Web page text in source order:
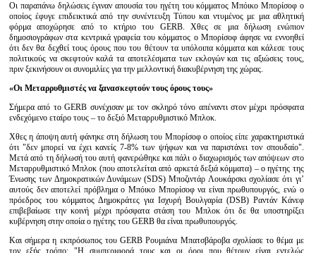
Οι παραπάνω δηλώσεις έγιναν απουσία του ηγέτη του κόμματος Μπόικο Μπορίσοφ ο
οποίος έφυγε επιδεικτικά από την συνέντευξη Τύπου και ντυμένος με μια αθλητική
φόρμα αποχώρησε από το κτήριο του GERB. Χθες σε μια δήλωση ενώπιον
δημοσιογράφων στα κεντρικά γραφεία του κόμματος ο Μπορίσοφ άφησε να εννοηθεί
ότι δεν θα δεχθεί τους όρους που του θέτουν τα υπόλοιπα κόμματα και κάλεσε τους
πολιτικούς να σκεφτούν καλά τα αποτελέσματα των εκλογών και τις αξιώσεις τους,
πριν ξεκινήσουν οι συνομιλίες για την μελλοντική διακυβέρνηση της χώρας.
«Οι Μεταρρυθμιστές να ξανασκεφτούν τους όρους τους»
Σήμερα από το GERB συνέχισαν με τον σκληρό τόνο απέναντι στον μέχρι πρόσφατα
ενδεχόμενο εταίρο τους – το δεξιό Μεταρρυθμιστικό Μπλοκ.
Χθες η άποψη αυτή φάνηκε στη δήλωση του Μπορίσοφ ο οποίος είπε χαρακτηριστικά
ότι "δεν μπορεί να έχει κανείς 7-8% των ψήφων και να παριστάνει τον σπουδαίο".
Μετά από τη δήλωσή του αυτή φανερώθηκε και πάλι ο διαχωρισμός των απόψεων στο
Μεταρρυθμιστικό Μπλοκ (που αποτελείται από αρκετά δεξιά κόμματα) – ο ηγέτης της
Ένωσης των Δημοκρατικών Δυνάμεων (SDS) Μποζιντάρ Λουκάρσκι σχολίασε ότι γι’
αυτούς δεν αποτελεί πρόβλημα ο Μπόικο Μπορίσοφ να είναι πρωθυπουργός, ενώ ο
πρόεδρος του κόμματος Δημοκράτες για Ισχυρή Βουλγαρία (DSB) Ραντάν Κάνεφ
επιβεβαίωσε την κοινή μέχρι πρόσφατα στάση του Μπλοκ ότι δε θα υποστηρίξει
κυβέρνηση στην οποία ο ηγέτης του GERB θα είναι πρωθυπουργός.
Και σήμερα η εκπρόσωπος του GERB Ρουμιάνα Μπατσβάροβα σχολίασε το θέμα με
τον εξής τρόπο: "Η συμπεριφορά τους και οι όροι που θέτουν είναι εντελώς